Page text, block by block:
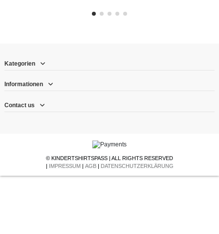
Kategorien
Informationen
Contact us
© KINDERTSHIRTSPASS | ALL RIGHTS RESERVED
| IMPRESSUM | AGB | DATENSCHUTZERKLÄRUNG